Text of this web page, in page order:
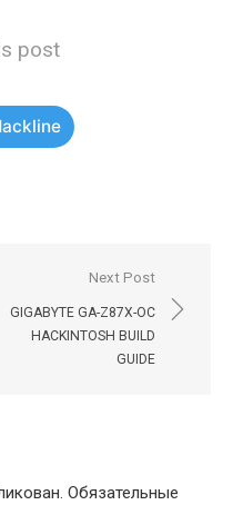
post
Next Post
GIGABYTE GA-Z87X-OC
HACKINTOSH BUILD
GUIDE
Обязательные